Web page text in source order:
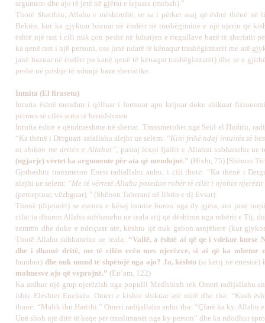
argument dhe ajo të jetë në gjërat e lejuara (mubah).”
Thotë Shatibiu, Allahu e mëshiroftë, se sa i përket asaj që është thënë në
Bekrin, kur ka gjykuar bazuar në ëndërr në trashëgiminë e një njeriu që
është një rast i cili nuk çon peshë në luhatjen e rregullave bazë të sheriatit
ka qenë rast i një personi, ose janë ndarë të kënaqur trashëgimtarët me atë
janë bazuar në ëndërr po kanë qenë të kënaqur trashëgimtarët) dhe se e
peshë në prishje të ndonjë baze sheriatike.
Intuita (El firasetu)
Intuita është mendim i qëlluar i formuar apo krijuar duke shikuar
përmes së cilës arrin të brendshmen
Intuita është e qëndrueshme në sheriat. Transmetohet nga Seid el Hudriu,
“Ka thënë i Dërguari salallahu alejhi ue selem: “Kini frikë ndaj intuitës së
ai shikon me dritën e Allahut”, pastaj lexoi fjalën e Allahut subhanehu ue
(ngjarje) vërtet ka argumente për ata që mendojnë.” (Hixhr, 75) [Shënon Ti
Gjithashtu transmeton Enesi radiallahu anhu, i cili thotë: “Ka thënë i
alejhi ue selem: “Me të vërtetë Allahu posedon robër të cilët i njohin njerëzit
(perceptuar, vëzhguar).” (Shënon Taberani në librin e tij Evsat).
Thonë (dijetarët) se esenca e kësaj intuite buron nga dy gjëra, ato janë
cilat ia dhuron Allahu subhanehu ue teala atij që dëshiron nga robërit e Tij,
zemrën dhe duke e ndriçuar atë, kështu që nuk gabon asnjëherë (kur
Thotë Allahu subhanehu ue teala: “Vallë, a është ai që qe i vdekur kurse
dhe i dhamë dritë, me të cilën ecën mes njerëzve, si ai që ka mbetur
humbur) dhe nuk mund të shpëtojë nga ajo? Ja, kështu (si këtij në errësirë)
mohuesve ajo që veprojnë.” (En`am, 122)
Ka ardhur një grup njerëzish nga populli Medhhixh tek Omeri radijallahu
ishte Eleshter Enehaiu. Omeri e kishte shikuar atë mirë dhe tha: “Kush
thanë: “Malik ibn Harithi.” Omeri radijallahu anhu tha: “Çfarë ka ky, Allahu
Unë shoh një ditë të keqe për muslimanët nga ky person” dhe ka ndodhur